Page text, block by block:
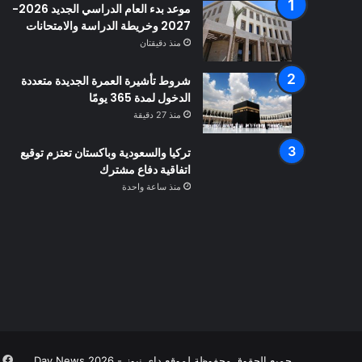
موعد بدء العام الدراسي الجديد 2026-
2027 وخريطة الدراسة والامتحانات
منذ دقيقتان
شروط تأشيرة العمرة الجديدة متعددة
الدخول لمدة 365 يومًا
منذ 27 دقيقة
تركيا والسعودية وباكستان تعتزم توقيع
اتفاقية دفاع مشترك
منذ ساعة واحدة